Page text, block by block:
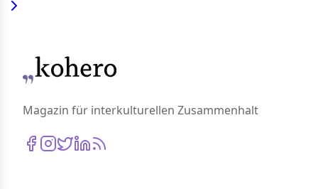
Magazin für interkulturellen Zusammenhalt